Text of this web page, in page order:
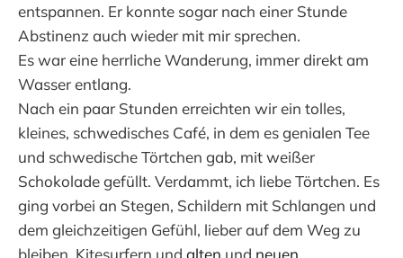
entspannen. Er konnte sogar nach einer Stunde
Abstinenz auch wieder mit mir sprechen.
Es war eine herrliche Wanderung, immer direkt am
Wasser entlang.
Nach ein paar Stunden erreichten wir ein tolles,
kleines, schwedisches Café, in dem es genialen Tee
und schwedische Törtchen gab, mit weißer
Schokolade gefüllt. Verdammt, ich liebe Törtchen. Es
ging vorbei an Stegen, Schildern mit Schlangen und
dem gleichzeitigen Gefühl, lieber auf dem Weg zu
bleiben, Kitesurfern und alten und neuen,